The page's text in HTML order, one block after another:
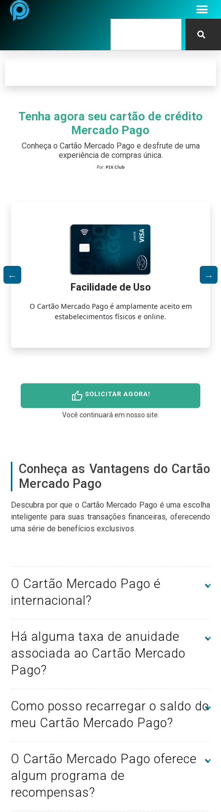
Tenha agora seu cartão de crédito
Mercado Pago
Conheça o Cartão Mercado Pago e desfrute de uma
experiência de compras única.
Por:PIX Club
Facilidade de Uso
O Cartão Mercado Pago é amplamente aceito em
estabelecimentos físicos e online.
thumb_up SOLICITAR AGORA!
Você continuará em nosso site.
Conheça as Vantagens do Cartão
Mercado Pago
Descubra por que o Cartão Mercado Pago é uma escolha
inteligente para suas transações financeiras, oferecendo
uma série de benefícios exclusivos.
O Cartão Mercado Pago é
internacional?
Há alguma taxa de anuidade
associada ao Cartão Mercado
Pago?
Como posso recarregar o saldo do
meu Cartão Mercado Pago?
O Cartão Mercado Pago oferece
algum programa de
recompensas?